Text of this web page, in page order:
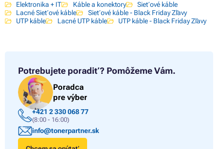
Elektronika + IT Káble a konektory
Sieťové káble
Lacné Sieťové káble
Sieťové káble - Black Friday Zľavy
UTP káble
Lacné UTP káble UTP káble - Black Friday Zľavy
Potrebujete poradiť? Pomôžeme Vám.
Poradca
pre výber
+421 2 330 068 77
(8:00 - 16:00)
info@tonerpartner.sk